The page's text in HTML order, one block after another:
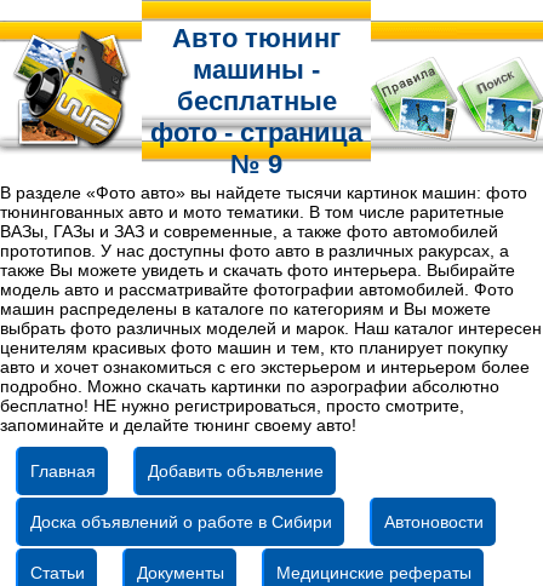
Авто тюнинг
машины -
бесплатные
фото - страница
№ 9
В разделе «Фото авто» вы найдете тысячи картинок машин: фото
тюнингованных авто и мото тематики. В том числе раритетные
ВАЗы, ГАЗы и ЗАЗ и современные, а также фото автомобилей
прототипов. У нас доступны фото авто в различных ракурсах, а
также Вы можете увидеть и скачать фото интерьера. Выбирайте
модель авто и рассматривайте фотографии автомобилей. Фото
машин распределены в каталоге по категориям и Вы можете
выбрать фото различных моделей и марок. Наш каталог интересен
ценителям красивых фото машин и тем, кто планирует покупку
авто и хочет ознакомиться с его экстерьером и интерьером более
подробно. Можно скачать картинки по аэрографии абсолютно
бесплатно! НЕ нужно регистрироваться, просто смотрите,
запоминайте и делайте тюнинг своему авто!
Главная Добавить объявление
Доска объявлений о работе в Сибири Автоновости
Статьи Документы Медицинские рефераты